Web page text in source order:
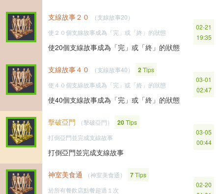
支線故事２０
（支線故事20）
使２０個支線故事成為「完」或「終」的狀態
使20個支線故事成為「完」或「終」的狀態
02-21
19:35
支線故事４０ （支線故事40） 2Tips
使４０個支線故事成為「完」或「終」的狀態
使40個支線故事成為「完」或「終」的狀態
03-01
02:47
擊破亞門 （擊破亞門） 20Tips
打倒亞門並完成支線故事
打倒亞門並完成支線故事
03-05
00:44
神室美食通 （神室美食通） 7Tips
於所有餐飲店點餐超過１次
02-20